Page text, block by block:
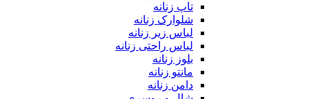
تاپ زنانه
شلوارک زنانه
لباس زیر زنانه
لباس راحتی زنانه
بلوز زنانه
مانتو زنانه
دامن زنانه